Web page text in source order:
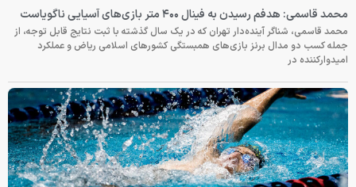
محمد قاسمی: هدفم رسیدن به فینال ۴۰۰ متر بازی‌های آسیایی ناگویاست
محمد قاسمی، شناگر آینده‌دار تهران که در یک سال گذشته با ثبت نتایج قابل توجه، از
جمله کسب دو مدال برنز بازی‌های همبستگی کشورهای اسلامی ریاض و عملکرد
امیدوارکننده در